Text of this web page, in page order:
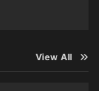
View All